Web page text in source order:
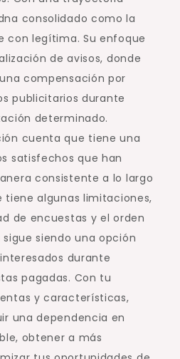
consolidado como la
con legítima. Su enfoque
de avisos, donde
compensación por
publicitarios durante
determinado.
cuenta que tiene una
satisfechos que han
consistente a lo largo
tiene algunas limitaciones,
de encuestas y el orden
siendo una opción
durante
pagadas. Con tu
y características,
una dependencia en
obtener a más